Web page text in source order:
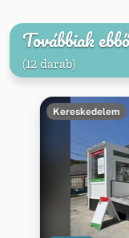
Továbbiak
(12 darab)
Kereskedelem